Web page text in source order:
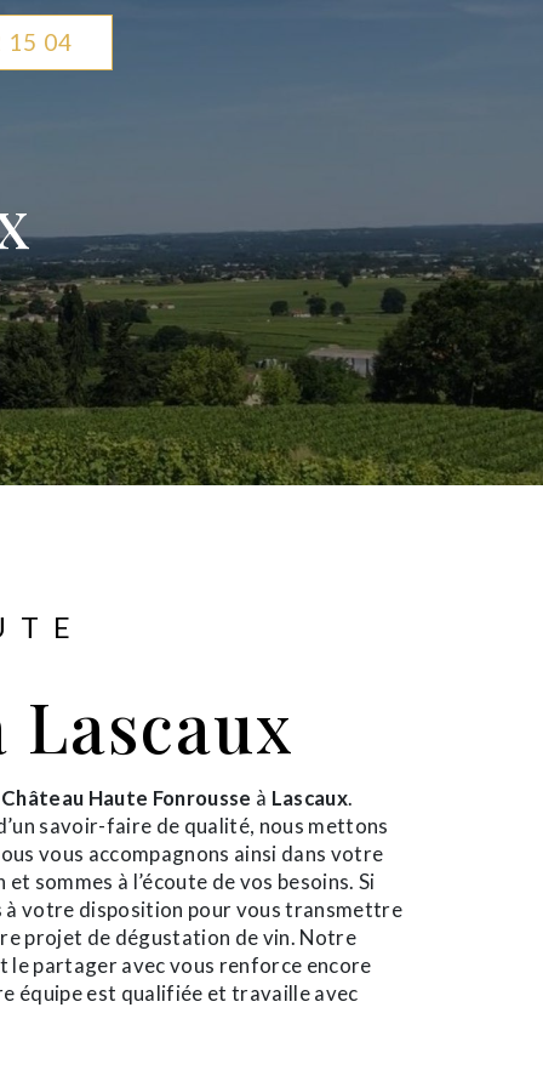
15 04
Château Haute Fonrousse à Lascaux.
savoir-faire de qualité, nous mettons
vous accompagnons ainsi dans votre
sommes à l’écoute de vos besoins. Si
à votre disposition pour vous transmettre
projet de dégustation de vin. Notre
partager avec vous renforce encore
équipe est qualifiée et travaille avec